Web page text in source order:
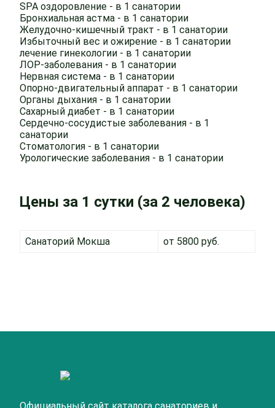
SPA оздоровление - в 1 санатории
Бронхиальная астма - в 1 санатории
Желудочно-кишечный тракт - в 1 санатории
Избыточный вес и ожирение - в 1 санатории
лечение гинекологии - в 1 санатории
ЛОР-заболевания - в 1 санатории
Нервная система - в 1 санатории
Опорно-двигательный аппарат - в 1 санатории
Органы дыхания - в 1 санатории
Сахарный диабет - в 1 санатории
Сердечно-сосудистые заболевания - в 1
санатории
Стоматология - в 1 санатории
Урологические заболевания - в 1 санатории
Цены за 1 сутки (за 2 человека)
Санаторий Мокша от 5800 руб.